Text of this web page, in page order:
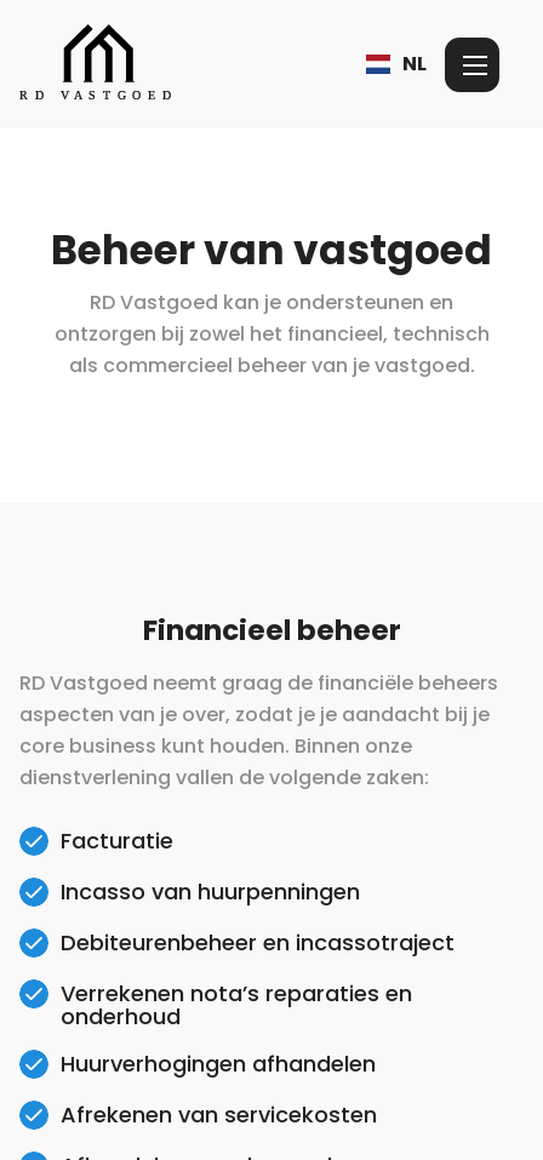
NL
Beheer van vastgoed
RD Vastgoed kan je ondersteunen en
ontzorgen bij zowel het financieel, technisch
als commercieel beheer van je vastgoed.
Financieel beheer
RD Vastgoed neemt graag de financiële beheers
aspecten van je over, zodat je je aandacht bij je
core business kunt houden. Binnen onze
dienstverlening vallen de volgende zaken:
Facturatie
Incasso van huurpenningen
Debiteurenbeheer en incassotraject
Verrekenen nota’s reparaties en
onderhoud
Huurverhogingen afhandelen
Afrekenen van servicekosten